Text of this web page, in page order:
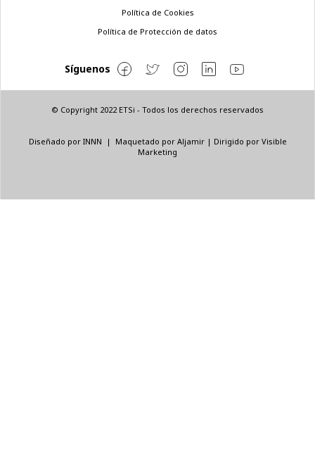
© Copyright 2022 ETSi - Todos los derechos reservados
Política de Cookies
Política de Protección de datos
Síguenos
Diseñado por INNN | Maquetado por Aljamir| Dirigido por Visible
Marketing